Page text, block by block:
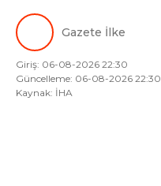
Gazete İlke
Giriş: 06-08-2026 22:30
Güncelleme: 06-08-2026 22:30
Kaynak: İHA